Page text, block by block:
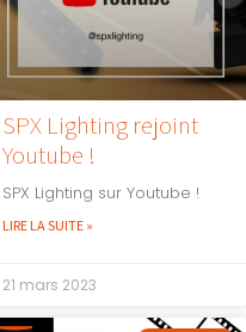
SPX Lighting rejoint
Youtube !
SPX Lighting sur Youtube !
LIRE LA SUITE »
21 mars 2023